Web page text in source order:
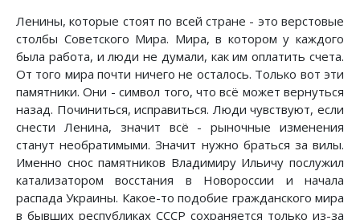
Ленины, которые стоят по всей стране - это верстовые
столбы Советского Мира. Мира, в котором у каждого
была работа, и люди не думали, как им оплатить счета.
От того мира почти ничего не осталось. Только вот эти
памятники. Они - символ того, что всё может вернуться
назад. Починиться, исправиться. Люди чувствуют, если
снести Ленина, значит всё - рыночные изменения
станут необратимыми. Значит нужно браться за вилы.
Именно снос памятников Владимиру Ильичу послужил
катализатором восстания в Новороссии и начала
распада Украины. Какое-то подобие гражданского мира
в бывших республиках СССР сохраняется только из-за